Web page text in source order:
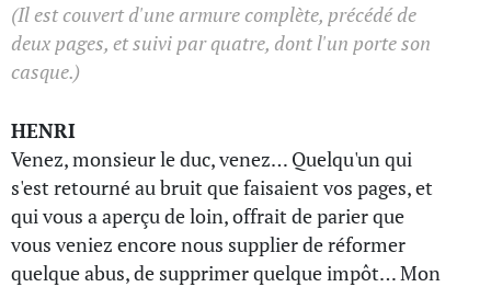
(Il est couvert d'une armure complète, précédé de
deux pages, et suivi par quatre, dont l'un porte son
casque.)
HENRI
Venez, monsieur le duc, venez… Quelqu'un qui
s'est retourné au bruit que faisaient vos pages, et
qui vous a aperçu de loin, offrait de parier que
vous veniez encore nous supplier de réformer
quelque abus, de supprimer quelque impôt… Mon